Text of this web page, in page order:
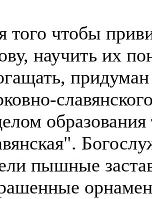
того чтобы
научить их
пышные